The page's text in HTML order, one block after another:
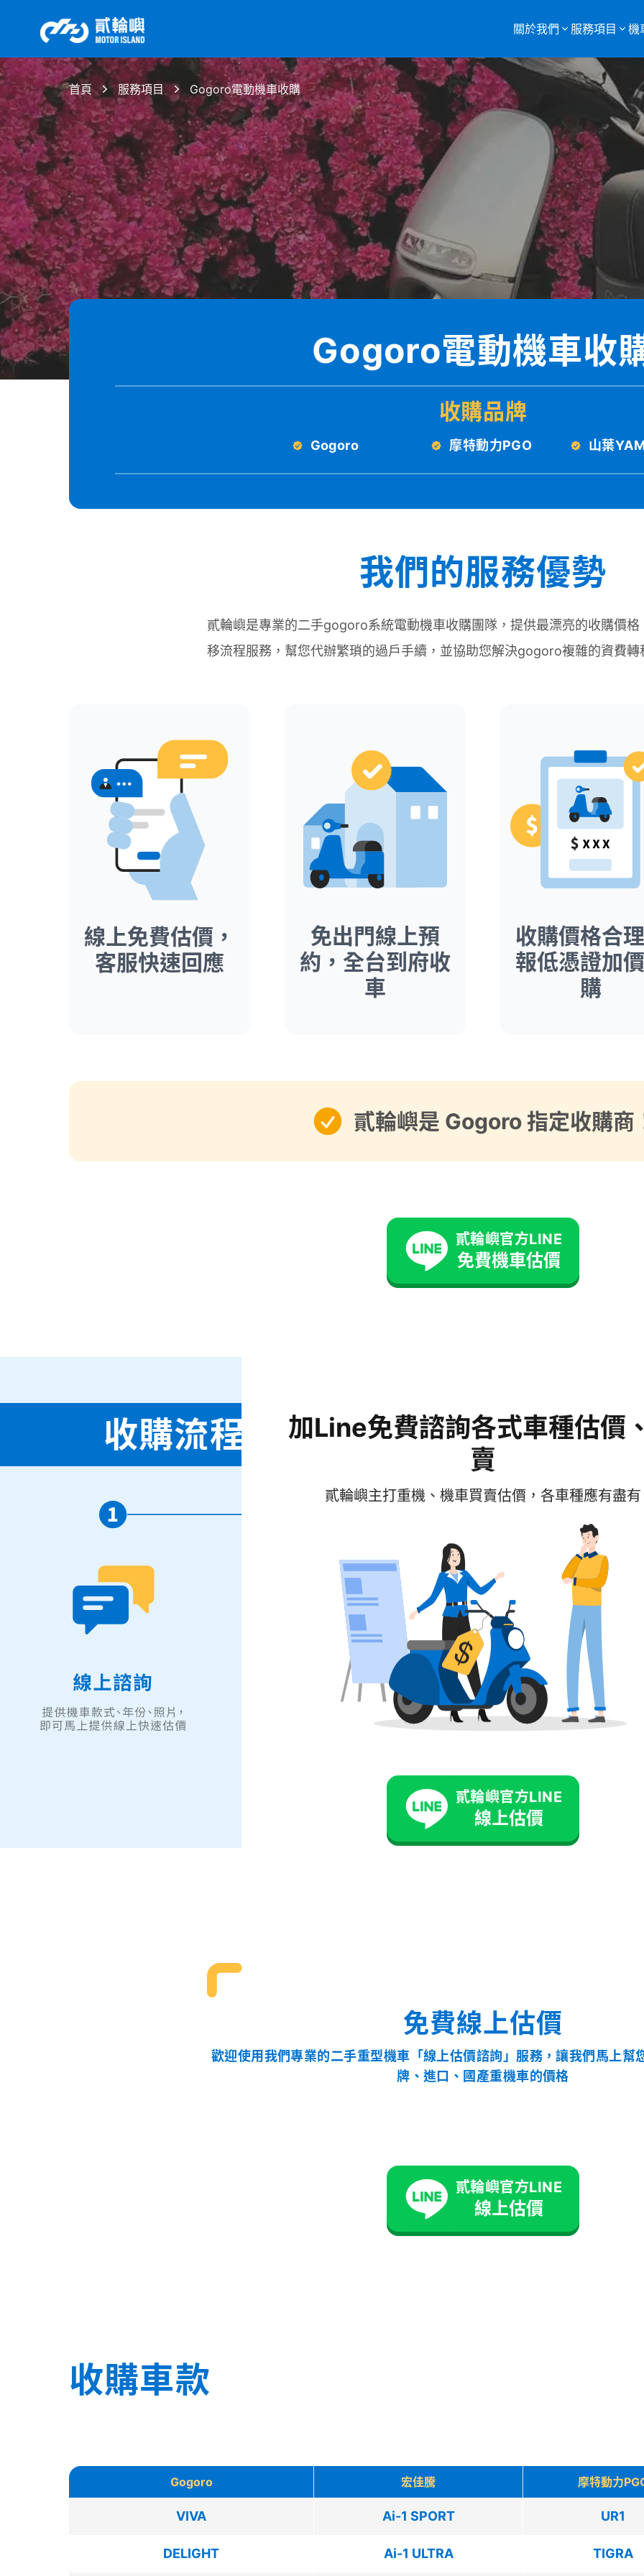
關於我們 服務項目
服務項目總覽
購買二手機車
重機車托運
監理站代辦
機車報廢
機
加Line免費諮詢各式車種估價
賣
貳輪嶼主打重機、機車買賣估價，各車種應有盡有
貳輪嶼官方LINE
線上估價
首頁 服務項目 Gogoro電動機車收購
Gogoro電動機車收
收購品牌
Gogoro 摩特動力PGO 山葉
我們的服務優勢
貳輪嶼是專業的二手gogoro系統電動機車收購團隊，提供最漂亮的收購價
移流程服務，幫您代辦繁瑣的過戶手續，並協助您解決gogoro複雜的資費轉
線上免費估價，
客服快速回應
免出門線上預
約，全台到府收
車
收購價格合
報低憑證加
購
貳輪嶼是 Gogoro 指定收購商
貳輪嶼官方LINE
免費機車估價
收購流程
免費線上估價
歡迎使用我們專業的二手重型機車「線上估價諮詢」服務，讓我們馬上幫
牌、進口、國產重機車的價格
貳輪嶼官方LINE
線上估價
收購車款
Gogoro 宏佳騰 摩特動力
VIVA Ai-1 SPORT UR1
DELIGHT Ai-1 ULTRA TIGRA